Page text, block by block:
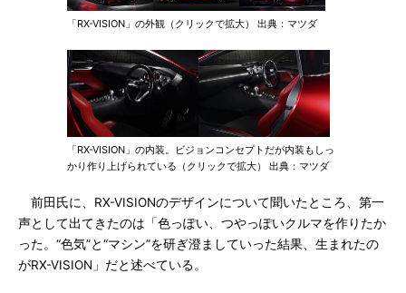
「RX-VISION」の外観（クリックで拡大） 出典：マツダ
「RX-VISION」の内装。ビジョンコンセプトだが内装もしっ
かり作り上げられている（クリックで拡大） 出典：マツダ
前田氏に、RX-VISIONのデザインについて聞いたところ、第一
声として出てきたのは「色っぽい、つやっぽいクルマを作りたか
った。“色気”と“マシン”を研ぎ澄ましていった結果、生まれたの
がRX-VISION」だと述べている。